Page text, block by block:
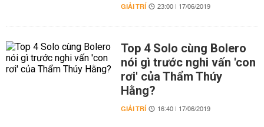
GIẢI TRÍ 23:00 | 17/06/2019
Top 4 Solo cùng Bolero
nói gì trước nghi vấn 'con
rơi' của Thẩm Thúy
Hằng?
GIẢI TRÍ 16:40 | 17/06/2019